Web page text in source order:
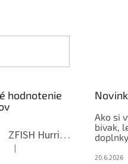
hodnotenie
ZFISH Hurricane Camo Kreslo
Hodnotenie produktu je 5 z 5
|
Ako si
bivak,
20.6.2026